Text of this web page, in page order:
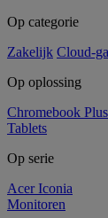
Op categorie
Zakelijk Cloud-
Op oplossing
Chromebook Plus
Tablets
Op serie
Acer Iconia
Monitoren